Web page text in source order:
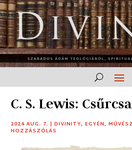
C. S. Lewis:
2024 AUG. 7. |DIVINITY,EGYÉN,
HOZZÁSZÓLÁS